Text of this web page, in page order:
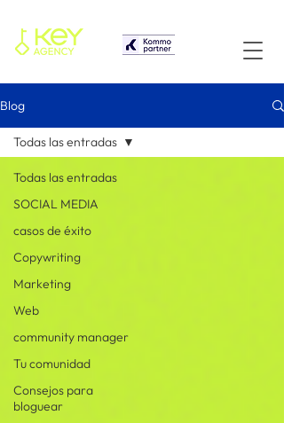
Blog
Todas las entradas
SOCIAL MEDIA
casos de éxito
Copywriting
Marketing
Web
community manager
Tu comunidad
Consejos para
bloguear
Todas las entradas